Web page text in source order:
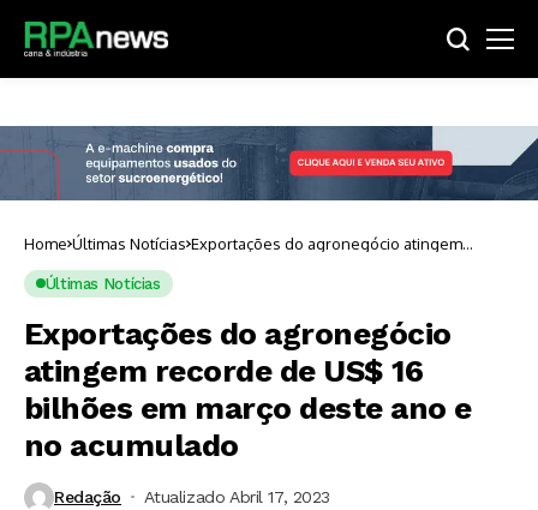
Home Últimas Notícias Exportações do agronegócio atingem
recorde de US$ 16 bilhões em março deste
Últimas Notícias
Exportações do agronegócio
atingem recorde de US$ 16
bilhões em março deste ano e
no acumulado
Redação
Atualizado Abril 17, 2023